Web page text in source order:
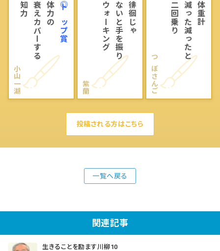
◎トップ賞
体力の
衰えカバーする
知力
小山一湖
徘徊じゃ
ないと手を振り
ウォーキング
紫蘭
体重計
減った減ったと
二回乗り
つぼさんご
投稿される方はこちら
一覧へ戻る
関連記事
生きることを励ます川柳10